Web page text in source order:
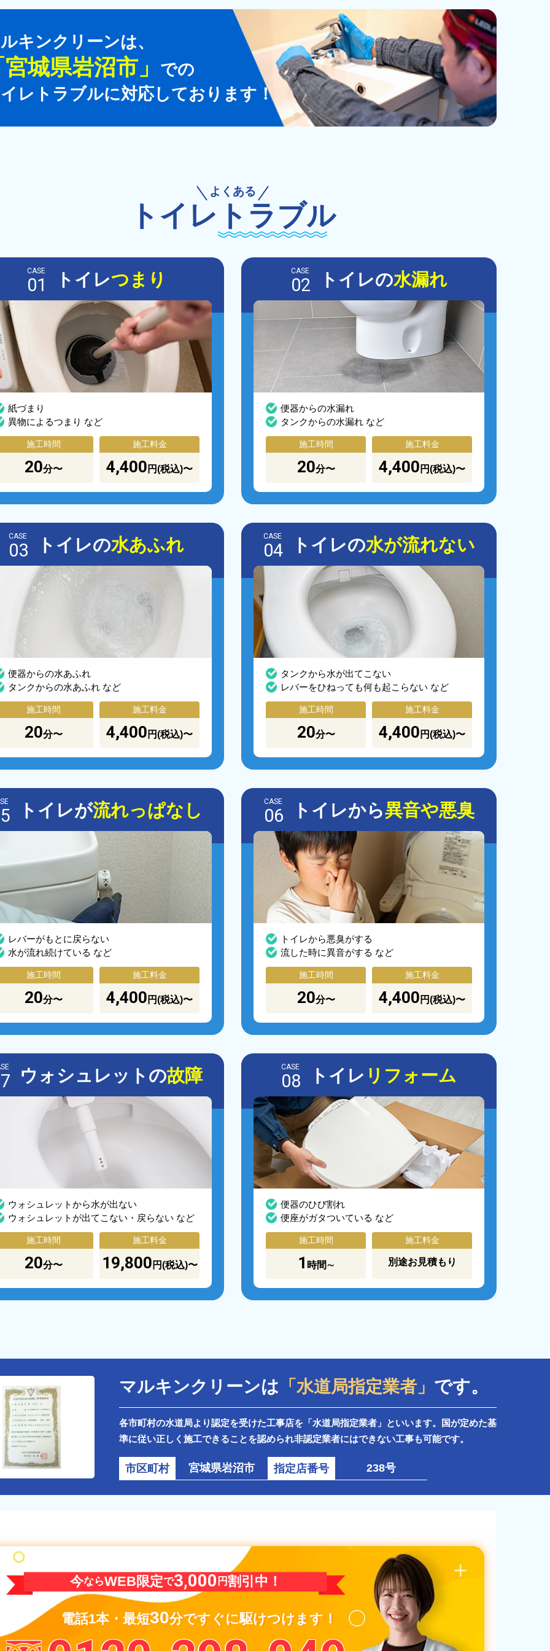
キンクリーンは、
宮城県岩沼市 」
での
レトラブルに対応しております！
よくある
トイレ トラブル
CASE
01 トイレつまり
紙づまり
異物によるつまり など
施工時間
20分〜
施工料金
4,400 円(税込)〜
CASE
02 トイレの水漏れ
便器からの水漏れ
タンクからの水漏れ など
施工時間
20分〜
施工料金
4,400 円(税込)〜
CASE
03 トイレの水あふれ
便器からの水あふれ
タンクからの水あふれ など
施工時間
20分〜
施工料金
4,400 円(税込)〜
CASE
04 トイレの水が流れない
タンクから水が出てこない
レバーをひねっても何も起こらない など
施工時間
20分〜
施工料金
4,400 円(税込)〜
トイレが流れっぱなし
レバーがもとに戻らない
水が流れ続けている など
施工時間
20分〜
施工料金
4,400 円(税込)〜
CASE
06 トイレから異音や悪臭
トイレから悪臭がする
流した時に異音がする など
施工時間
20分〜
施工料金
4,400 円(税込)〜
ウォシュレットの故障
ウォシュレットから水が出ない
ウォシュレットが出てこない・戻らない など
施工時間
20分〜
施工料金
19,800 円(税込)〜
CASE
08 トイレ リフォーム
便器のひび割れ
便座がガタついている など
施工時間
1 時間∼
施工料金
別途お見積もり
マルキンクリーンは 「水道局指定業者」 です。
各市町村の水道局より認定を受けた工事店を「水道局指定業者」といいます。国が定めた基
準に従い正しく施工できることを認められ非認定業者にはできない工事も可能です。
市区町村 宮城県岩沼市 指定店番号 238号
今ならWEB限定で3,000 円割引中！
電話1本・最短30分ですぐに駆けつけます！